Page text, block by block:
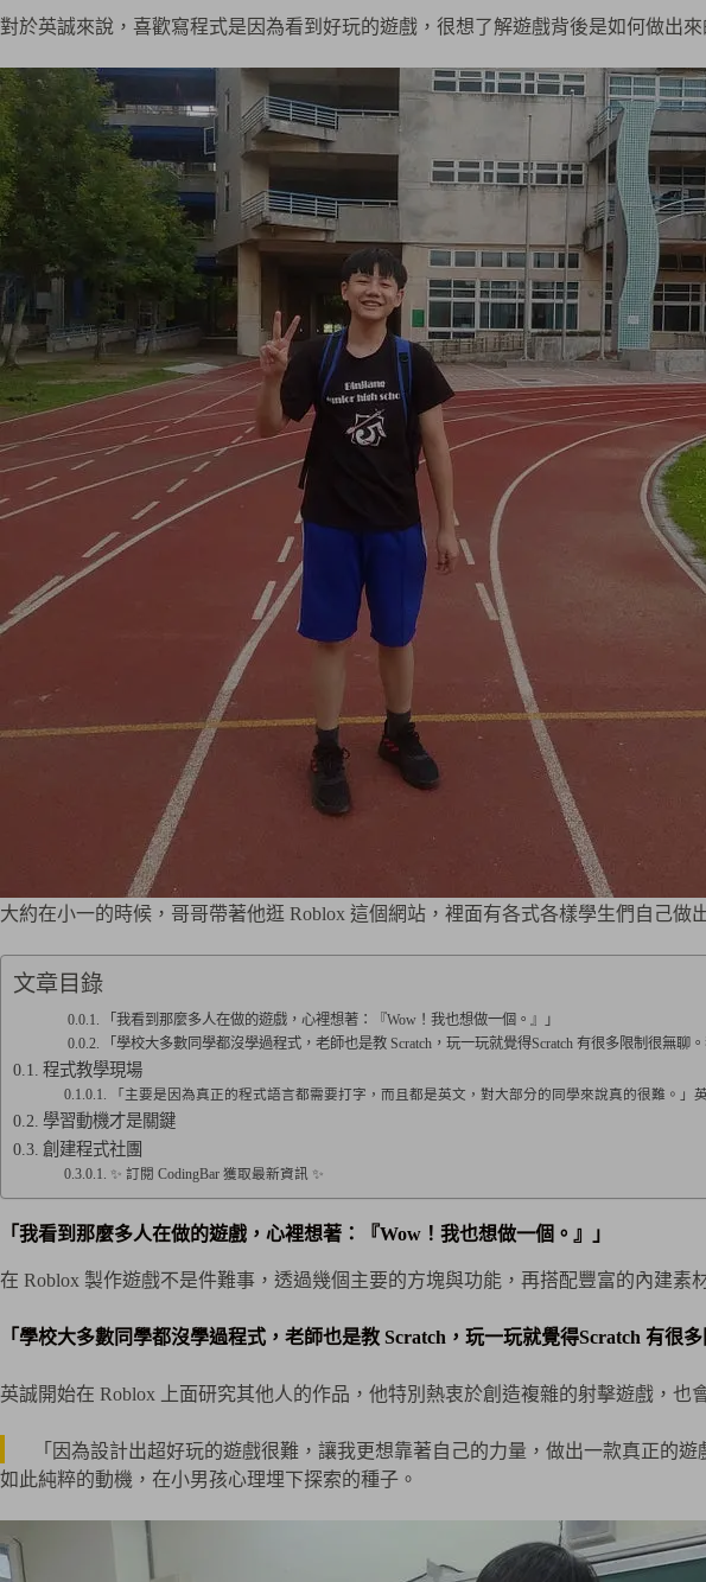
對於英誠來說，喜歡寫程式是因為看到好玩的遊戲，很想了解遊戲背後是如何做出
大約在小一的時候，哥哥帶著他逛 Roblox 這個網站，裡面有各式各樣學生們自己做
文章目錄
「我看到那麼多人在做的遊戲，心裡想著：『Wow！我也想做一個。』」
「學校大多數同學都沒學過程式，老師也是教 Scratch，玩一玩就覺得Scratch 有很多限制很無
程式教學現場
「主要是因為真正的程式語言都需要打字，而且都是英文，對大部分的同學來說真的很難。」
學習動機才是關鍵
創建程式社團
✨ 訂閱 CodingBar 獲取最新資訊 ✨
「我看到那麼多人在做的遊戲，心裡想著：『Wow！我也想做一個。』」
在 Roblox 製作遊戲不是件難事，透過幾個主要的方塊與功能，再搭配豐富的內建
「學校大多數同學都沒學過程式，老師也是教 Scratch，玩一玩就覺得Scratch 有
英誠開始在 Roblox 上面研究其他人的作品，他特別熱衷於創造複雜的射擊遊戲，也
「因為設計出超好玩的遊戲很難，讓我更想靠著自己的力量，做出一款真正的遊
如此純粹的動機，在小男孩心理埋下探索的種子。